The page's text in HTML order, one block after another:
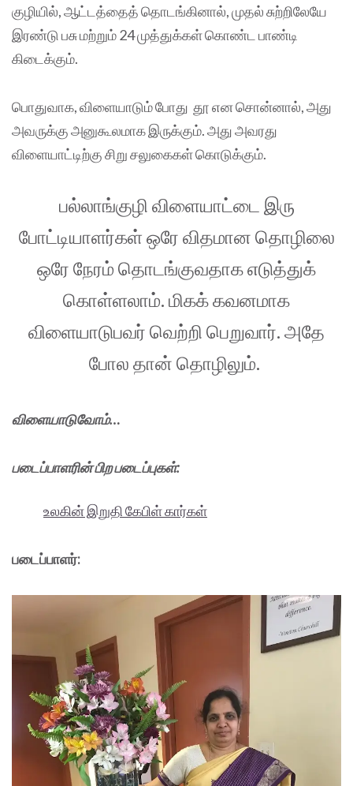
குழியில், ஆட்டத்தைத் தொடங்கினால், முதல் சுற்றிலேயே
இரண்டு பசு மற்றும் 24 முத்துக்கள் கொண்ட பாண்டி
கிடைக்கும்.
பொதுவாக, விளையாடும் போது தூ என சொன்னால், அது
அவருக்கு அனுகூலமாக இருக்கும். அது அவரது
விளையாட்டிற்கு சிறு சலுகைகள் கொடுக்கும்.
பல்லாங்குழி விளையாட்டை இரு
போட்டியாளர்கள் ஒரே விதமான தொழிலை
ஒரே நேரம் தொடங்குவதாக எடுத்துக்
கொள்ளலாம். மிகக் கவனமாக
விளையாடுபவர் வெற்றி பெறுவார். அதே
போல தான் தொழிலும்.
விளையாடுவோம்…
படைப்பாளரின் பிற படைப்புகள்:
உலகின் இறுதி கேபிள் கார்கள்
படைப்பாளர்: